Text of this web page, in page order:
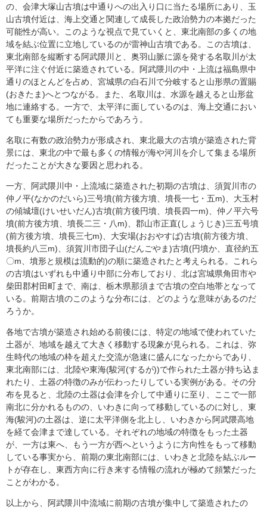
の、会津大塚山古墳は中通りへの出入り口に当たる場所にあり、玉
山古墳付近は、海上交通と関連して成長した政治勢力の本拠だった
可能性が高い。このような視点で見ていくと、東北南部の多くの地
域を結ぶ位置に立地しているのが雷神山古墳である。この古墳は、
東北南部を縦断する阿武隈川と、奥羽山脈に源を発する名取川が太
平洋に注ぐ付近に築造されている。阿武隈川の中・上流は福島県中
通りのほとんどを占め、宮城県の白石川で分岐すると山形県の置賜
(おきたま)へとつながる。また、名取川は、水源を越えると山形盆
地に連絡する。一方で、太平洋に面しているのは、海上交通におい
ても重要な場所だったからであろう。
名取に有数の政治勢力が形成され、東北最大の古墳が築造された背
景には、東北の中で最も多くの情報が海や河川を介して集まる場所
だったことが大きな要因と思われる。
一方、阿武隈川中・上流域に築造された初期の古墳は、須賀川市の
仲ノ平(なかのだいら)三号墳(前方後方墳、墳長一七・五m)、大玉村
の傾城壇(けいせいだん)古墳(前方後円墳、墳長四一m)、仲ノ平六号
墳(前方後方墳、墳長二三・八m)、郡山市正直(しょうじき)三五号墳
(前方後方墳、墳長三七m)、大安場(おおやすば)古墳(前方後方墳、
墳長約八三m)、須賀川市団子山(だんごやま)古墳(円墳か、直径約五
〇m、墳形と規模は流動的)の順に築造されたと考えられる。これら
の古墳はいずれも中通り中部に分布しており、北は宮城県角田市や
柴田郡村田町まで、南は、栃木県那須まで古墳の空白地帯となって
いる。前期古墳のこのような分布には、どのような意味があるのだ
ろうか。
各地で古墳が築造され始める前後には、特定の地域で使われていた
土器が、地域を越えて大きく移動する現象が見られる。これは、弥
生時代の地域の枠を超えた交流が急速に盛んになったからであり、
東北南部には、北陸や東海(駿河(するが))で作られた土器が持ち込ま
れたり、土器の特徴のみが伝わったりしている実例がある。その分
布を見ると、北陸の土器は会津を介して中通りに至り、ここで一部
南北に分かれるものの、いわきに向って移動しているのに対し、東
海(駿河)の土器は、逆に太平洋側を北上し、いわきから阿武隈高地
を経て会津まで達している。それぞれの地域の特徴をもった土器
が、一方は東へ、もう一方が西へというように方向性をもって移動
している事実から、前期の東北南部には、いわきと北陸を結ぶルー
トが存在し、東西方向に行き来する情報の流れが極めて頻繁だった
ことがわかる。
以上から、阿武隈川中流域に前期の古墳が集中して築造されたの